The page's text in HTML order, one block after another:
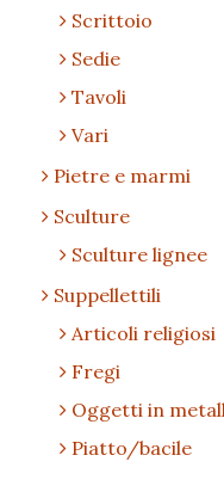
Scrittoio
Sedie
Tavoli
Vari
Pietre e marmi
Sculture
Sculture lignee
Suppellettili
Articoli religiosi
Fregi
Oggetti in
Piatto/bacile